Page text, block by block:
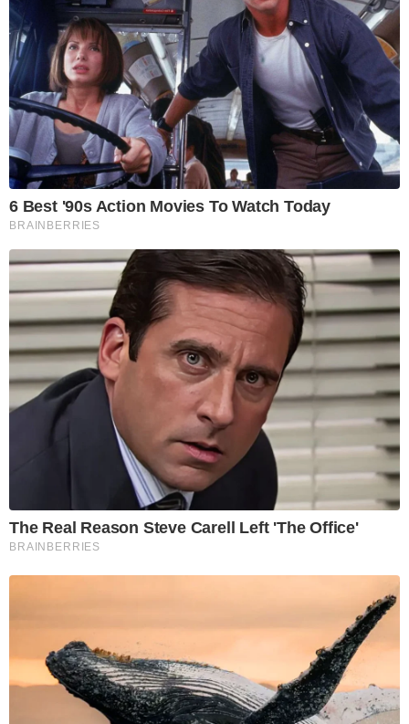
6 Best '90s Action Movies To Watch Today
BRAINBERRIES
The Real Reason Steve Carell Left 'The Office'
BRAINBERRIES